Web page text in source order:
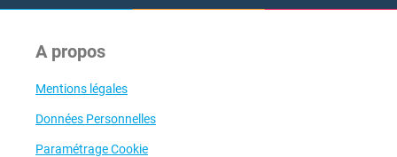
A propos
Mentions légales
Données Personnelles
Paramétrage Cookie